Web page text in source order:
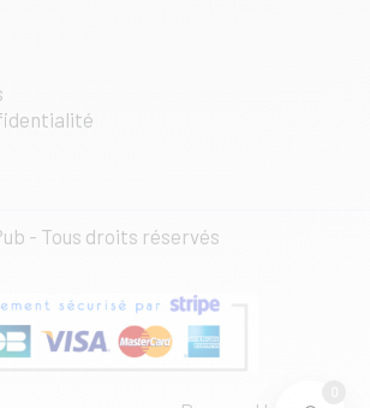
- Tous droits réservés